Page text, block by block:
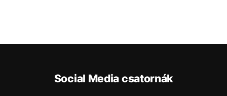
Social Media csatornák